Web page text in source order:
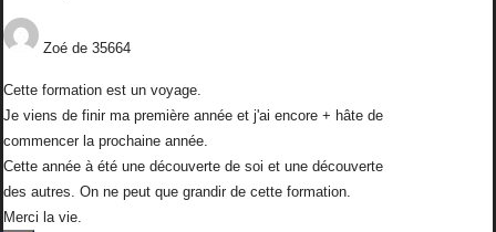
Zoé de 35664
Cette formation est un voyage.
Je viens de finir ma première année et j'ai encore + hâte de
commencer la prochaine année.
Cette année à été une découverte de soi et une découverte
des autres. On ne peut que grandir de cette formation.
Merci la vie.